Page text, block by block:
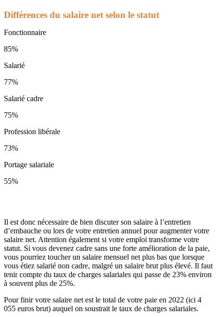
Différences du salaire net selon le statut
Fonctionnaire
85%
Salarié
77%
Salarié cadre
75%
Profession libérale
73%
Portage salariale
55%
Il est donc nécessaire de bien discuter son salaire à l’entretien
d’embauche ou lors de votre entretien annuel pour augmenter votre
salaire net. Attention également si votre emploi transforme votre
statut. Si vous devenez cadre sans une forte amélioration de la paie,
vous pourriez toucher un salaire mensuel net plus bas que lorsque
vous étiez salarié non cadre, malgré un salaire brut plus élevé. Il faut
tenir compte du taux de charges salariales qui passe de 23% environ
à souvent plus de 25%.
Pour finir votre salaire net est le total de votre paie en 2022 (ici 4
055 euros brut) auquel on soustrait le taux de charges salariales.